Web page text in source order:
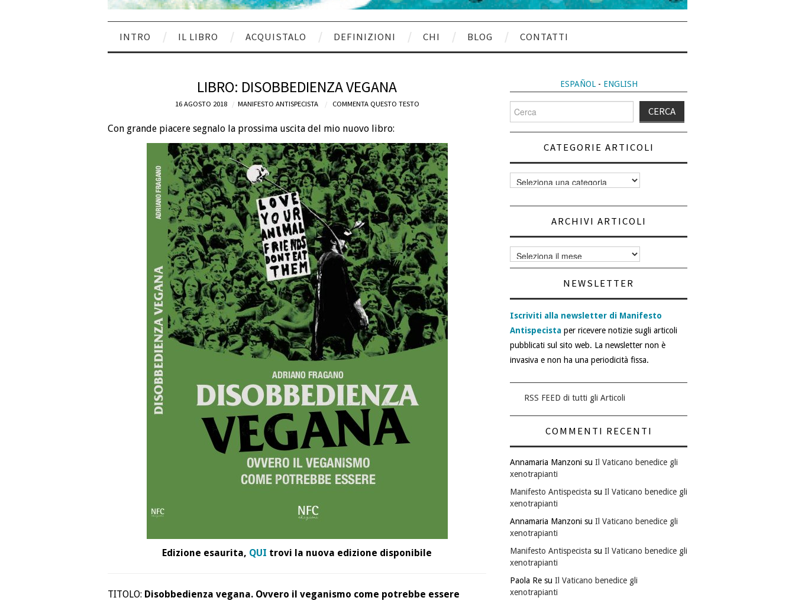
INTRO IL LIBRO ACQUISTALO DEFINIZIONI CHI BLOG CONTATTI
LIBRO: DISOBBEDIENZA VEGANA
16 AGOSTO 2018 MANIFESTO ANTISPECISTA COMMENTA QUESTO TESTO
Con grande piacere segnalo la prossima uscita del mio nuovo libro:
Edizione esaurita, QUI trovi la nuova edizione disponibile
TITOLO: Disobbedienza vegana. Ovvero il veganismo come potrebbe essere
ESPAÑOL- ENGLISH
per:
CATEGORIE ARTICOLI
Categorie
articoli
ARCHIVI ARTICOLI
Archivi
articoli
NEWSLETTER
Iscriviti alla newsletter di Manifesto
Antispecista per ricevere notizie sugli articoli
pubblicati sul sito web. La newsletter non è
invasiva e non ha una periodicità fissa.
RSS FEED di tutti gli Articoli
COMMENTI RECENTI
Annamaria Manzoni su Il Vaticano benedice gli
xenotrapianti
Manifesto Antispecista su Il Vaticano benedice gli
xenotrapianti
Annamaria Manzoni su Il Vaticano benedice gli
xenotrapianti
Manifesto Antispecista su Il Vaticano benedice gli
xenotrapianti
Paola Re su Il Vaticano benedice gli
xenotrapianti